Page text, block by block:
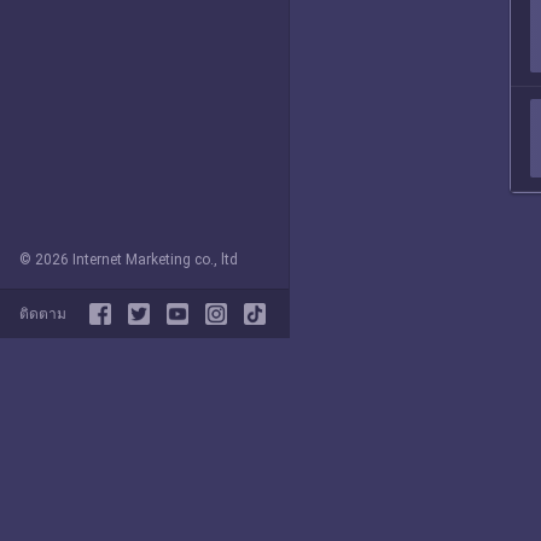
© 2026 Internet Marketing co., ltd
ติดตาม